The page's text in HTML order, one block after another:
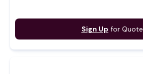
Sign Up for Quote